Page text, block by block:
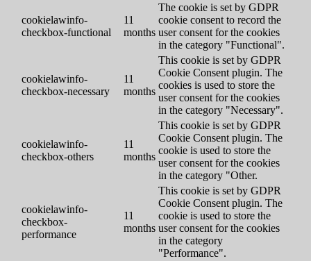
cookielawinfo-
checkbox-functional
11
months
The cookie is set by GDPR
cookie consent to record the
user consent for the cookies
in the category "Functional".
cookielawinfo-
checkbox-necessary
11
months
This cookie is set by GDPR
Cookie Consent plugin. The
cookies is used to store the
user consent for the cookies
in the category "Necessary".
cookielawinfo-
checkbox-others
11
months
This cookie is set by GDPR
Cookie Consent plugin. The
cookie is used to store the
user consent for the cookies
in the category "Other.
cookielawinfo-
checkbox-
performance
11
months
This cookie is set by GDPR
Cookie Consent plugin. The
cookie is used to store the
user consent for the cookies
in the category
"Performance".